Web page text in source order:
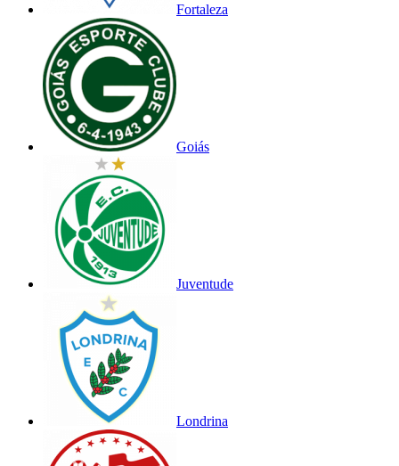
Fortaleza
Goiás
Juventude
Londrina